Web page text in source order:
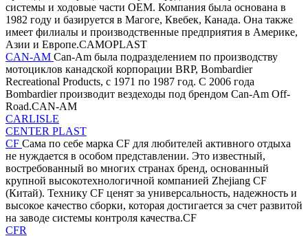
системы и ходовые части OEM. Компания была основана в
1982 году и базируется в Магоге, Квебек, Канада. Она также
имеет филиалы и производственные предприятия в Америке,
Азии и Европе.CAMOPLAST
CAN-AM Can-Am была подразделением по производству
мотоциклов канадской корпорации BRP, Bombardier
Recreational Products, с 1971 по 1987 год. С 2006 года
Bombardier производит вездеходы под брендом Can-Am Off-
Road.CAN-AM
CARLISLE
CENTER PLAST
CF Сама по себе марка CF для любителей активного отдыха
не нуждается в особом представлении. Это известный,
востребованный во многих странах бренд, основанный
крупной высокотехнологичной компанией Zhejiang CF
(Китай). Технику CF ценят за универсальность, надежность и
высокое качество сборки, которая достигается за счет развитой
на заводе системы контроля качества.CF
CFR